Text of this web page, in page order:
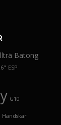
Batong
ESP
G10
Handskar